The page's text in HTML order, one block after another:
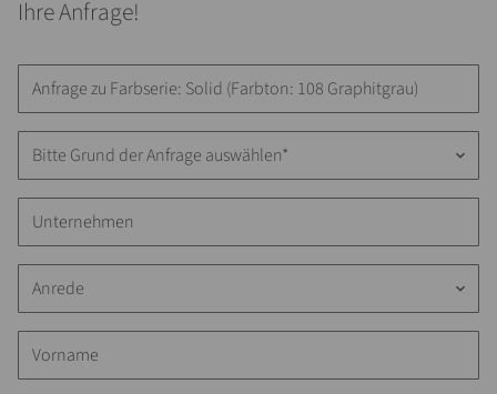
Ihre Anfrage!
Bitte Grund der Anfrage auswählen* keyboard_arrow_down
Anrede keyboard_arrow_down